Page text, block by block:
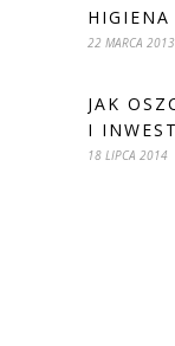
22 MARCA 2013
JAK
I
18 LIPCA 2014